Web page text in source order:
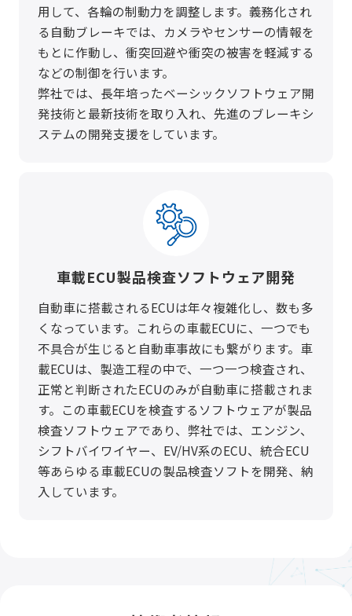
用して、各輪の制動力を調整します。義務化され
る自動ブレーキでは、カメラやセンサーの情報を
もとに作動し、衝突回避や衝突の被害を軽減する
などの制御を行います。
弊社では、長年培ったベーシックソフトウェア開
発技術と最新技術を取り入れ、先進のブレーキシ
ステムの開発支援をしています。
車載ECU製品検査ソフトウェア開発
自動車に搭載されるECUは年々複雑化し、数も多
くなっています。これらの車載ECUに、一つでも
不具合が生じると自動車事故にも繋がります。車
載ECUは、製造工程の中で、一つ一つ検査され、
正常と判断されたECUのみが自動車に搭載されま
す。この車載ECUを検査するソフトウェアが製品
検査ソフトウェアであり、弊社では、エンジン、
シフトバイワイヤー、EV/HV系のECU、統合ECU
等あらゆる車載ECUの製品検査ソフトを開発、納
入しています。